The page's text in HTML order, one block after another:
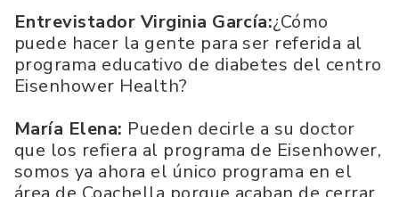
Entrevistador Virginia García:¿Cómo
puede hacer la gente para ser referida al
programa educativo de diabetes del centro
Eisenhower Health?
María Elena: Pueden decirle a su doctor
que los refiera al programa de Eisenhower,
somos ya ahora el único programa en el